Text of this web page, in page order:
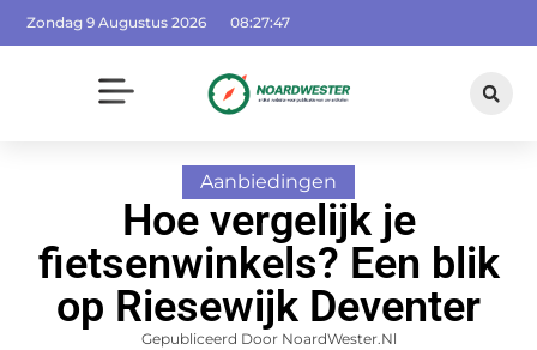
Zondag 9 Augustus 2026 08:27:48
Aanbiedingen
Hoe vergelijk je
fietsenwinkels? Een blik
op Riesewijk Deventer
Gepubliceerd Door NoardWester.nl